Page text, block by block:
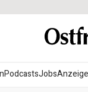
PodcastsJobs